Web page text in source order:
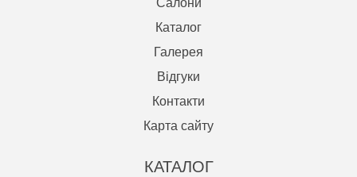
Салони
Каталог
Галерея
Відгуки
Контакти
Карта сайту
КАТАЛОГ